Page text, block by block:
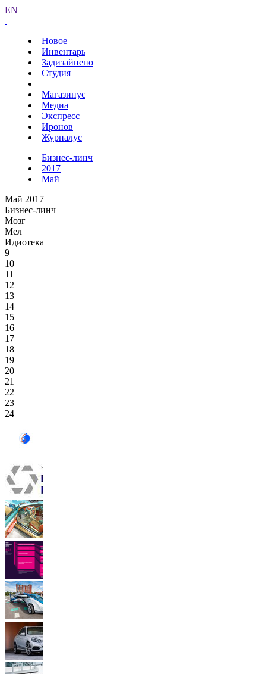
EN
Новое
Инвентарь
Задизайнено
Студия
Магазинус
Медиа
Экспресс
Иронов
Журналус
Бизнес-линч
2017
Май
Май 2017
Бизнес-линч
Мозг
Мел
Идиотека
9
10
11
12
13
14
15
16
17
18
19
20
21
22
23
24